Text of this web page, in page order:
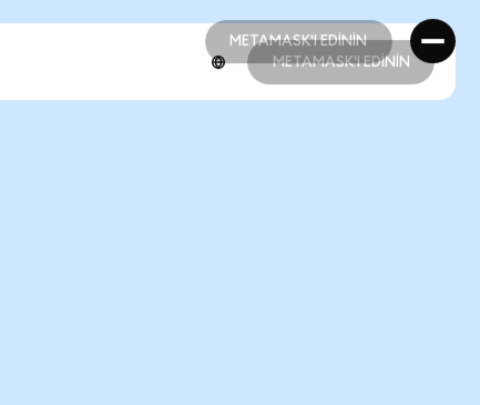
METAMASK'I EDİNİN
METAMASK'I EDİNİN
METAMASK'I EDİNİN